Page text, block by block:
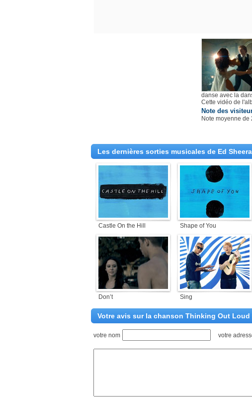
danse avec la
Cette vidéo de
Note des
Note moyenne de
Les dernières sorties musicales de Ed
Castle On the Hill Shape of You
Don’t Sing
Votre avis sur la chanson Thinking Out Loud
votre nom votre